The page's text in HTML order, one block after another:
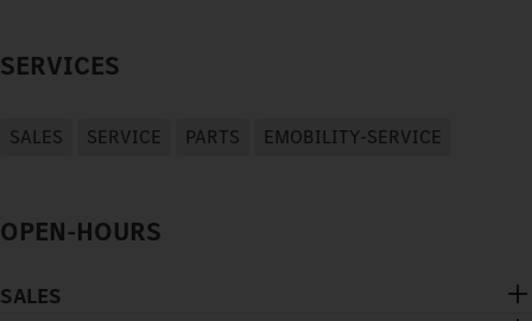
SERVICES
SALES SERVICE PARTS EMOBILITY-SERVICE
OPEN-HOURS
SALES